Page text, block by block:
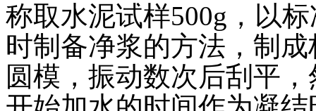
称取水泥试样500g，以
时制备净浆的方法，制
圆模，振动数次后刮平